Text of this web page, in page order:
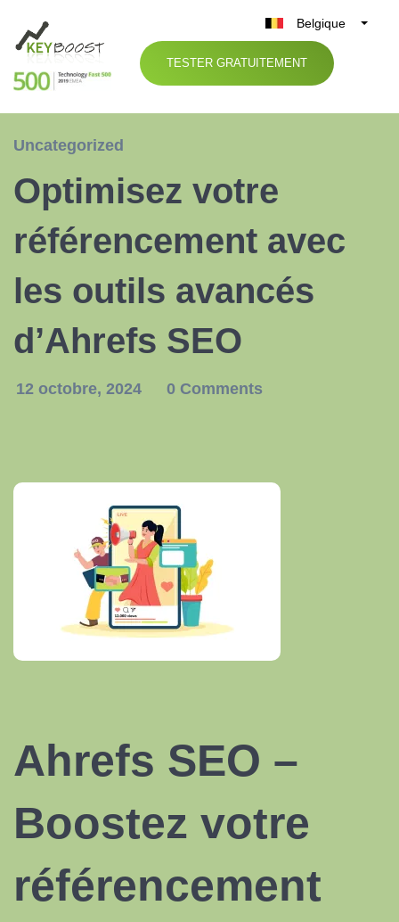
Belgique
België
Nederland
TESTER GRATUITEMENT
Uncategorized
Optimisez votre
référencement avec
les outils avancés
d’Ahrefs SEO
12 octobre, 2024 0 Comments
Ahrefs SEO –
Boostez votre
référencement